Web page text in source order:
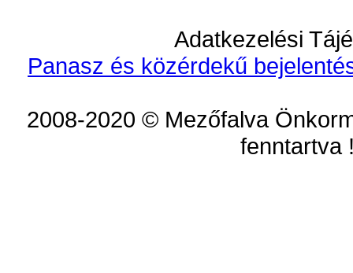
Adatkezelési
Panasz és közérdekű
2008-2020 © Mezőfalva
fenntartva